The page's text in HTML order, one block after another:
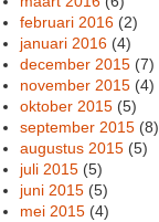
februari 2016 (2)
januari 2016 (4)
december 2015 (7)
november 2015 (4)
oktober 2015 (5)
september 2015 (8)
augustus 2015 (5)
juli 2015 (5)
juni 2015 (5)
mei 2015 (4)